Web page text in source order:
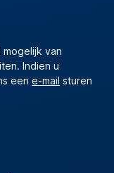
van
Indien u
een e-mail sturen